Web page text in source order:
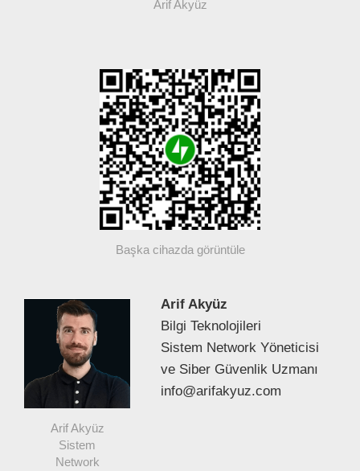
Arif Akyüz
Başka cihazda görüntüle
Arif Akyüz
Sistem
Network
Arif Akyüz
Bilgi Teknolojileri
Sistem Network Yöneticisi
ve Siber Güvenlik Uzmanı
info@arifakyuz.com